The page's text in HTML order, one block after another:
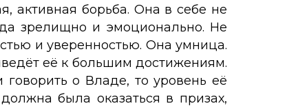
активная борьба. Она в себе не
зрелищно и эмоционально. Не
и уверенностью. Она умница.
её к большим достижениям.
о Владе, то уровень её
была оказаться в призах,